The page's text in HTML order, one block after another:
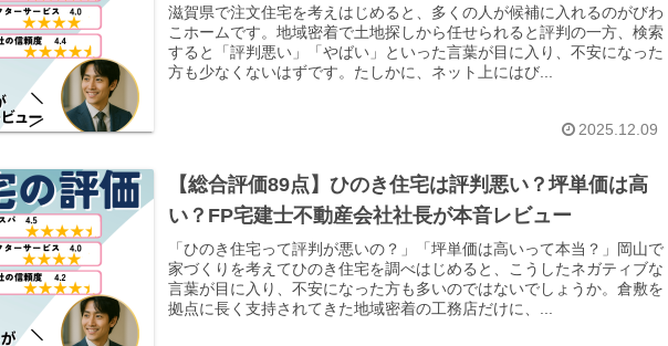
滋賀県で注文住宅を考えはじめると、多くの人が候補に入れるのがびわ
こホームです。地域密着で土地探しから任せられると評判の一方、検索
すると「評判悪い」「やばい」といった言葉が目に入り、不安になった
方も少なくないはずです。たしかに、ネット上にはび...
2025.12.09
【総合評価89点】ひのき住宅は評判悪い？坪単価は高
い？FP宅建士不動産会社社長が本音レビュー
「ひのき住宅って評判が悪いの？」「坪単価は高いって本当？」岡山で
家づくりを考えてひのき住宅を調べはじめると、こうしたネガティブな
言葉が目に入り、不安になった方も多いのではないでしょうか。倉敷を
拠点に長く支持されてきた地域密着の工務店だけに、...